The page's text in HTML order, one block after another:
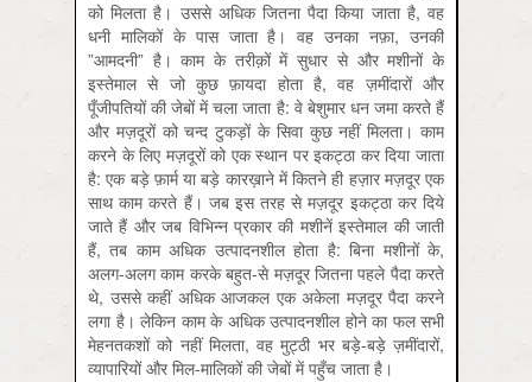
को मिलता है। उससे अधिक जितना पैदा किया जाता है, वह
धनी मालिकों के पास जाता है। वह उनका नफ़ा, उनकी
”आमदनी” है। काम के तरीक़ों में सुधार से और मशीनों के
इस्तेमाल से जो कुछ फ़ायदा होता है, वह ज़मींदारों और
पूँजीपतियों की जेबों में चला जाता है: वे बेशुमार धन जमा करते हैं
और मज़दूरों को चन्द टुकड़ों के सिवा कुछ नहीं मिलता। काम
करने के लिए मज़दूरों को एक स्थान पर इकट्ठा कर दिया जाता
है: एक बड़े फ़ार्म या बड़े कारख़ाने में कितने ही हज़ार मज़दूर एक
साथ काम करते हैं। जब इस तरह से मज़दूर इकट्ठा कर दिये
जाते हैं और जब विभिन्न प्रकार की मशीनें इस्तेमाल की जाती
हैं, तब काम अधिक उत्पादनशील होता है: बिना मशीनों के,
अलग-अलग काम करके बहुत-से मज़दूर जितना पहले पैदा करते
थे, उससे कहीं अधिक आजकल एक अकेला मज़दूर पैदा करने
लगा है। लेकिन काम के अधिक उत्पादनशील होने का फल सभी
मेहनतकशों को नहीं मिलता, वह मुट्ठी भर बड़े-बड़े ज़मींदारों,
व्यापारियों और मिल-मालिकों की जेबों में पहुँच जाता है।